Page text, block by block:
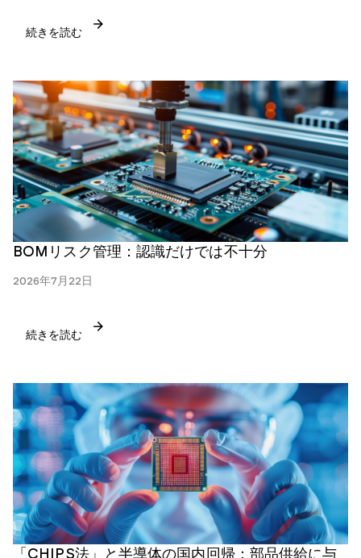
続きを読む
BOMリスク管理：認識だけでは不十分
2026年7月22日
続きを読む
「CHIPS法」と半導体の国内回帰：部品供給に与